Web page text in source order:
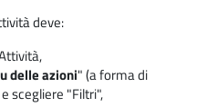
deve:
delle azioni" (a forma di
scegliere "Filtri",